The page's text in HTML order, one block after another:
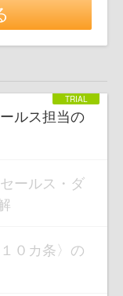
ルス担当の
ールス・ダ
０カ条〉の